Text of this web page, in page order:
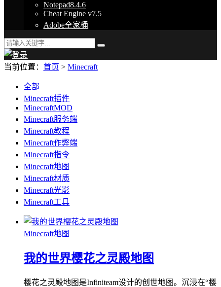
Notepad8.4.6
Cheat Engine v7.5
Adobe全家桶
当前位置： 首页 > Minecraft
全部
Minecraft插件
MinecraftMOD
Minecraft服务端
Minecraft教程
Minecraft作弊端
Minecraft指令
Minecraft地图
Minecraft材质
Minecraft光影
Minecraft工具
Minecraft地图
我的世界樱花之灵殿地图
樱花之灵殿地图是Infiniteam设计的创世地图。沉浸在“樱